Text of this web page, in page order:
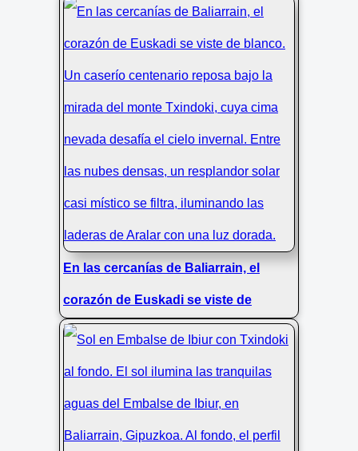
El majestuoso pico Txindoki emerge
entre nubes invernales sobre las frías
aguas del embalse Ibiur
En las cercanías de Baliarrain, el
corazón de Euskadi se viste de
blanco